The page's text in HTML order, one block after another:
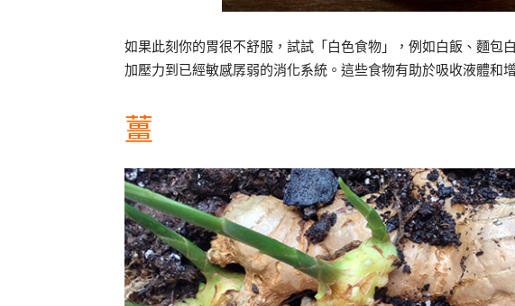
如果此刻你的胃很不舒服，試試「白色食物」，例如白飯、麵包
加壓力到已經敏感孱弱的消化系統。這些食物有助於吸收液體和
薑